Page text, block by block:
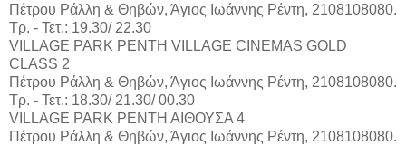
Πέτρου Ράλλη & Θηβών, Άγιος Ιωάννης Ρέντη, 2108108080.
Τρ. - Τετ.: 19.30/ 22.30
VILLAGE PARK ΡΕΝΤΗ VILLAGE CINEMAS GOLD
CLASS 2
Πέτρου Ράλλη & Θηβών, Άγιος Ιωάννης Ρέντη, 2108108080.
Τρ. - Τετ.: 18.30/ 21.30/ 00.30
VILLAGE PARK ΡΕΝΤΗ ΑΙΘΟΥΣΑ 4
Πέτρου Ράλλη & Θηβών, Άγιος Ιωάννης Ρέντη, 2108108080.